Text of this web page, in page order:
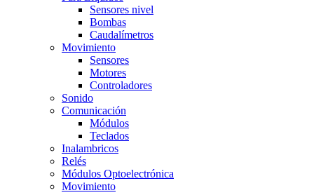
Sensores nivel
Bombas
Caudalímetros
Movimiento
Sensores
Motores
Controladores
Sonido
Comunicación
Módulos
Teclados
Inalambricos
Relés
Módulos Optoelectrónica
Movimiento